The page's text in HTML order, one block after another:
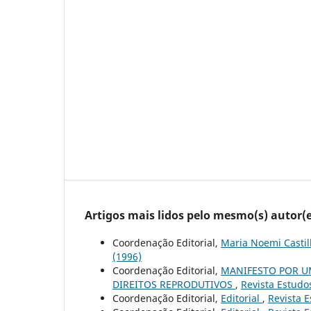
Artigos mais lidos pelo mesmo(s)
Coordenação Editorial, Maria Noemi
(1996)
Coordenação Editorial, MANIFESTO POR
DIREITOS REPRODUTIVOS , Revista
Coordenação Editorial, Editorial , Revista